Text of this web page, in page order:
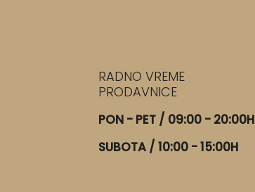
RADNO VREME
PRODAVNICE
PON - PET / 09:00 - 20:00H
SUBOTA / 10:00 - 15:00H